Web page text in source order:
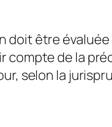
doit être
de la
selon la